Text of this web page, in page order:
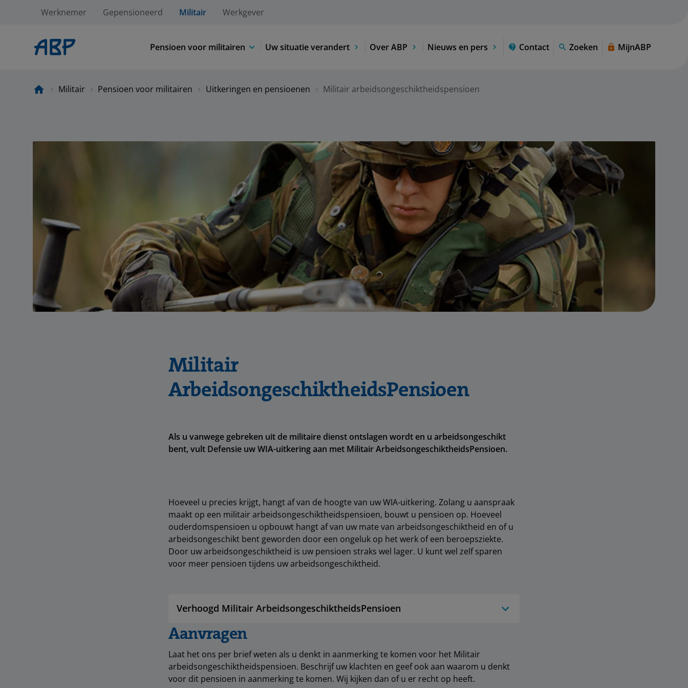
Werknemer Gepensioneerd Militair Werkgever
Pensioen voor militairen Uw situatie verandert Over ABP Nieuws en pers Contact Zoeken MijnABP
Militair Pensioen voor militairen Uitkeringen en pensioenen Militair arbeidsongeschiktheidspensioen
Militair
ArbeidsongeschiktheidsPensioen
Als u vanwege gebreken uit de militaire dienst ontslagen wordt en u arbeidsongeschikt
bent, vult Defensie uw WIA-uitkering aan met Militair ArbeidsongeschiktheidsPensioen.
Hoeveel u precies krijgt, hangt af van de hoogte van uw WIA-uitkering. Zolang u aanspraak
maakt op een militair arbeidsongeschiktheidspensioen, bouwt u pensioen op. Hoeveel
ouderdomspensioen u opbouwt hangt af van uw mate van arbeidsongeschiktheid en of u
arbeidsongeschikt bent geworden door een ongeluk op het werk of een beroepsziekte.
Door uw arbeidsongeschiktheid is uw pensioen straks wel lager. U kunt wel zelf sparen
voor meer pensioen tijdens uw arbeidsongeschiktheid.
Verhoogd Militair ArbeidsongeschiktheidsPensioen
Aanvragen
Laat het ons per brief weten als u denkt in aanmerking te komen voor het Militair
arbeidsongeschiktheidspensioen. Beschrijf uw klachten en geef ook aan waarom u denkt
voor dit pensioen in aanmerking te komen. Wij kijken dan of u er recht op heeft.